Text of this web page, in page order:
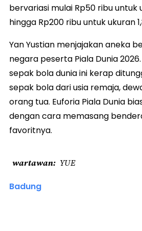
bervariasi mulai Rp50 ribu untuk
hingga Rp200 ribu untuk ukuran
Yan Yustian menjajakan aneka
negara peserta Piala Dunia
sepak bola dunia ini kerap
sepak bola dari usia remaja,
orang tua. Euforia Piala Dunia
dengan cara memasang
favoritnya.
wartawan YUE
Badung